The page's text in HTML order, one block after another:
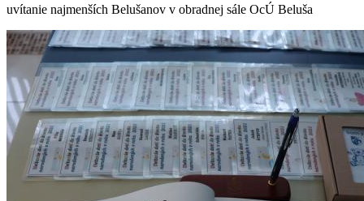
uvítanie najmenších Belušanov v obradnej sále OcÚ Beluša